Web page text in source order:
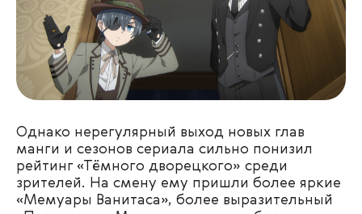
Однако нерегулярный выход новых глав
манги и сезонов сериала сильно понизил
рейтинг «Тёмного дворецкого» среди
зрителей. На смену ему пришли более яркие
«Мемуары Ванитаса», более выразительный